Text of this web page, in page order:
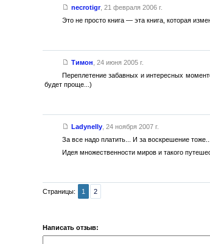
necrotigr, 21 февраля 2006 г.
Это не просто книга — эта книга, которая
Тимон 24 июня 2005 г.
Переплетение забавных и интересных
будет проще...)
Ladynelly, 24 ноября 2007 г.
За все надо платить... И за воскрешение
Идея множественности миров и такого
Страницы: 1 2
Написать отзыв: